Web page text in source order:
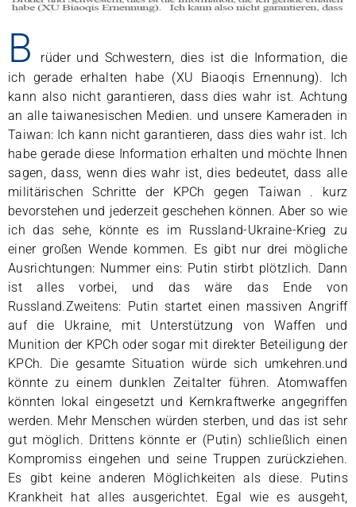
B
rüder und Schwestern, dies ist die Information, die
ich gerade erhalten habe (XU Biaoqis Ernennung). Ich
kann also nicht garantieren, dass dies wahr ist. Achtung
an alle taiwanesischen Medien. und unsere Kameraden in
Taiwan: Ich kann nicht garantieren, dass dies wahr ist. Ich
habe gerade diese Information erhalten und möchte Ihnen
sagen, dass, wenn dies wahr ist, dies bedeutet, dass alle
militärischen Schritte der KPCh gegen Taiwan . kurz
bevorstehen und jederzeit geschehen können. Aber so wie
ich das sehe, könnte es im Russland-Ukraine-Krieg zu
einer großen Wende kommen. Es gibt nur drei mögliche
Ausrichtungen: Nummer eins: Putin stirbt plötzlich. Dann
ist alles vorbei, und das wäre das Ende von
Russland.Zweitens: Putin startet einen massiven Angriff
auf die Ukraine, mit Unterstützung von Waffen und
Munition der KPCh oder sogar mit direkter Beteiligung der
KPCh. Die gesamte Situation würde sich umkehren.und
könnte zu einem dunklen Zeitalter führen. Atomwaffen
könnten lokal eingesetzt und Kernkraftwerke angegriffen
werden. Mehr Menschen würden sterben, und das ist sehr
gut möglich. Drittens könnte er (Putin) schließlich einen
Kompromiss eingehen und seine Truppen zurückziehen.
Es gibt keine anderen Möglichkeiten als diese. Putins
Krankheit hat alles ausgerichtet. Egal wie es ausgeht,